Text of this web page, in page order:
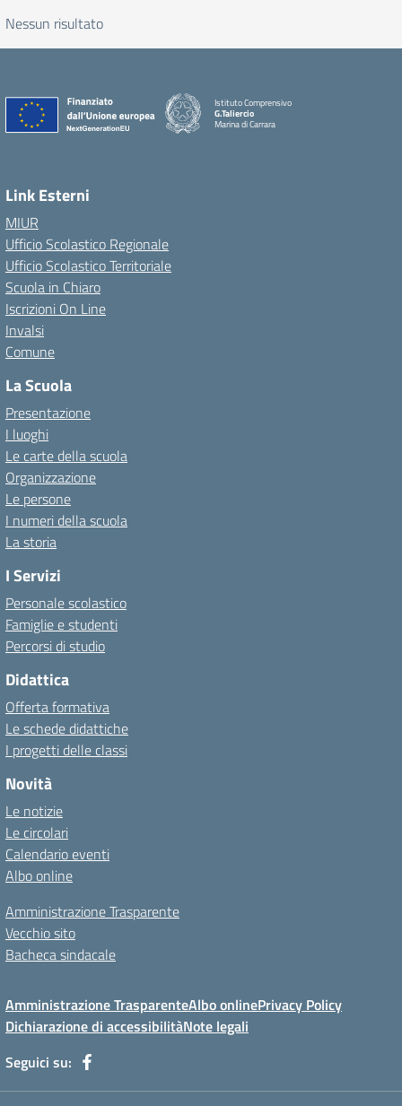
Nessun risultato
Istituto Comprensivo
G.Taliercio
Marina di Carrara
Link Esterni
MIUR
Ufficio Scolastico Regionale
Ufficio Scolastico Territoriale
Scuola in Chiaro
Iscrizioni On Line
Invalsi
Comune
La Scuola
Presentazione
I luoghi
Le carte della scuola
Organizzazione
Le persone
I numeri della scuola
La storia
I Servizi
Personale scolastico
Famiglie e studenti
Percorsi di studio
Didattica
Offerta formativa
Le schede didattiche
I progetti delle classi
Novità
Le notizie
Le circolari
Calendario eventi
Albo online
Amministrazione Trasparente
Vecchio sito
Bacheca sindacale
Amministrazione TrasparenteAlbo onlinePrivacy Policy
Dichiarazione di accessibilitàNote legali
Seguici su: